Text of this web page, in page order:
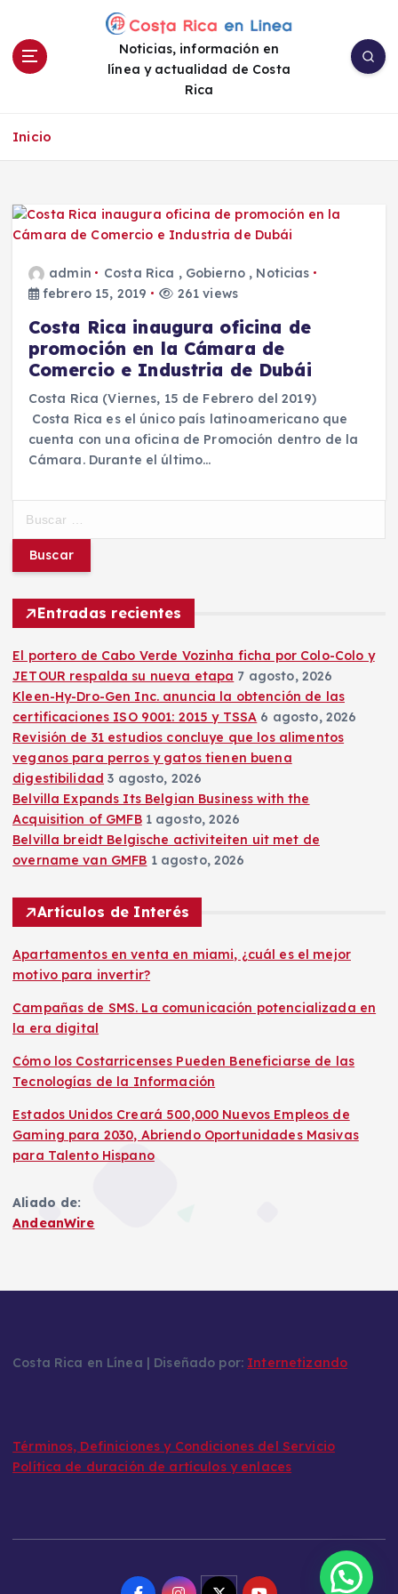
Noticias, información en
línea y actualidad de Costa
Rica
Inicio
admin Costa Rica , Gobierno , Noticias
febrero 15, 2019
261 views
Costa Rica inaugura oficina de
promoción en la Cámara de
Comercio e Industria de Dubái
Costa Rica (Viernes, 15 de Febrero del 2019)
Costa Rica es el único país latinoamericano que
cuenta con una oficina de Promoción dentro de la
Cámara. Durante el último…
c
:
Entradas recientes
El portero de Cabo Verde Vozinha ficha por Colo-Colo y
JETOUR respalda su nueva etapa 7 agosto, 2026
Kleen-Hy-Dro-Gen Inc. anuncia la obtención de las
certificaciones ISO 9001: 2015 y TSSA 6 agosto, 2026
Revisión de 31 estudios concluye que los alimentos
veganos para perros y gatos tienen buena
digestibilidad 3 agosto, 2026
Belvilla Expands Its Belgian Business with the
Acquisition of GMFB 1 agosto, 2026
Belvilla breidt Belgische activiteiten uit met de
overname van GMFB 1 agosto, 2026
Artículos de Interés
Apartamentos en venta en miami, ¿cuál es el mejor
motivo para invertir?
Campañas de SMS. La comunicación potencializada en
la era digital
Cómo los Costarricenses Pueden Beneficiarse de las
Tecnologías de la Información
Estados Unidos Creará 500,000 Nuevos Empleos de
Gaming para 2030, Abriendo Oportunidades Masivas
para Talento Hispano
Aliado de:
AndeanWire
Costa Rica en Línea | Diseñado por: Internetizando
Términos, Definiciones y Condiciones del Servicio
Política de duración de artículos y enlaces